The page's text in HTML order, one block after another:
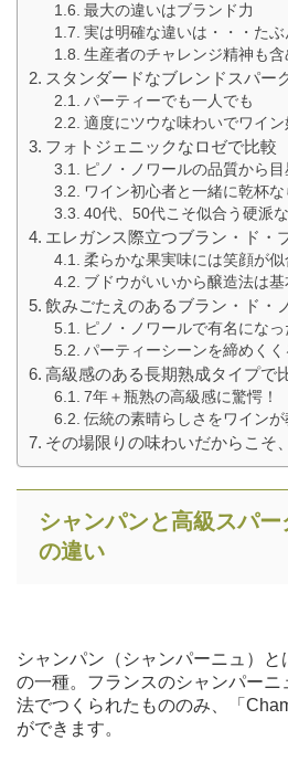
最大の違いはブランド力
実は明確な違いは・・・たぶ
生産者のチャレンジ精神も
スタンダードなブレンドスパー
パーティーでも一人でも
適度にツウな味わいでワイン
フォトジェニックなロゼで比較
ピノ・ノワールの品質から目
ワイン初心者と一緒に乾杯な
40代、50代こそ似合う硬派
エレガンス際立つブラン・ド・
柔らかな果実味には笑顔が似
ブドウがいいから醸造法は
飲みごたえのあるブラン・ド・
ピノ・ノワールで有名になっ
パーティーシーンを締めく
高級感のある長期熟成タイプで
7年＋瓶熟の高級感に驚愕！
伝統の素晴らしさをワインが
その場限りの味わいだからこそ
シャンパンと高級スパ
の違い
シャンパン（シャンパーニュ）
の一種。フランスのシャンパー
法でつくられたもののみ、「
ができます。